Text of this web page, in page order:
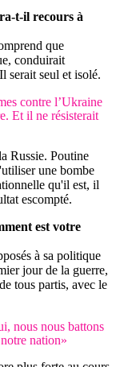
t-il recours à
que
conduirait
serait seul et isolé.
contre l’Ukraine
Et il ne résisterait
Russie. Poutine
une bombe
qu'il est, il
escompté.
est votre
à sa politique
jour de la guerre,
tous partis, avec le
nous nous battons
nation»